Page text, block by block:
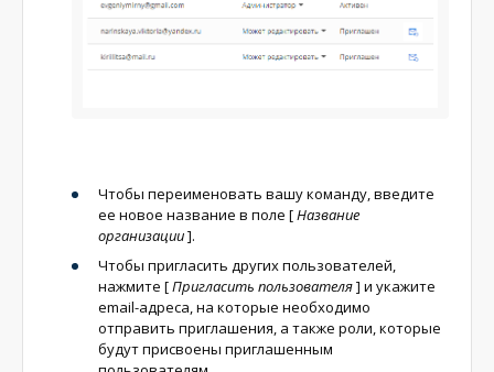
Чтобы переименовать вашу команду, введите
ее новое название в поле [Название
организации].
Чтобы пригласить других пользователей,
нажмите [Пригласить пользователя] и укажите
email-адреса, на которые необходимо
отправить приглашения, а также роли, которые
будут присвоены приглашенным